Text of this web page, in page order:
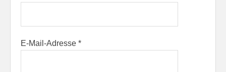
E-Mail-Adresse *